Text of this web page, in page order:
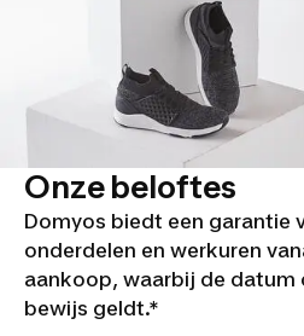
Onze beloftes
Domyos biedt een garantie
onderdelen en werkuren
aankoop, waarbij de datum
bewijs geldt.*